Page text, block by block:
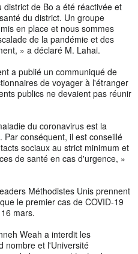
de Bo a été réactivée et
du district. Un groupe
en place et nous sommes
de la pandémie et des
» a déclaré M. Lahai.
a publié un communiqué de
de voyager à l'étranger
publics ne devaient pas réunir
du coronavirus est la
Par conséquent, il est conseillé
sociaux au strict minimum et
de santé en cas d'urgence, »
Méthodistes Unis prennent
le premier cas de COVID-19
mars.
Weah a interdit les
nombre et l'Université